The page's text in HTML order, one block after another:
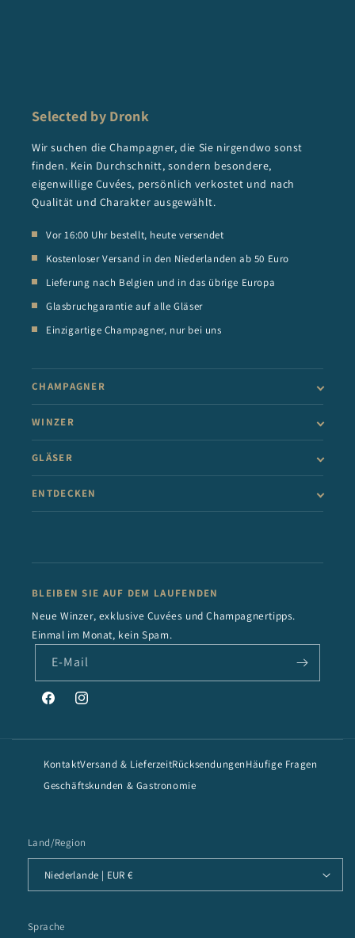
Selected by Dronk
Wir suchen die Champagner, die Sie nirgendwo sonst
finden. Kein Durchschnitt, sondern besondere,
eigenwillige Cuvées, persönlich verkostet und nach
Qualität und Charakter ausgewählt.
Vor 16:00 Uhr bestellt, heute versendet
Kostenloser Versand in den Niederlanden ab 50 Euro
Lieferung nach Belgien und in das übrige Europa
Glasbruchgarantie auf alle Gläser
Einzigartige Champagner, nur bei uns
CHAMPAGNER
WINZER
GLÄSER
ENTDECKEN
BLEIBEN SIE AUF DEM LAUFENDEN
Neue Winzer, exklusive Cuvées und Champagnertipps.
Einmal im Monat, kein Spam.
E-Mail
FacebookInstagram
KontaktVersand & LieferzeitRücksendungenHäufige Fragen
Geschäftskunden & Gastronomie
Land/Region
Niederlande | EUR €
Sprache